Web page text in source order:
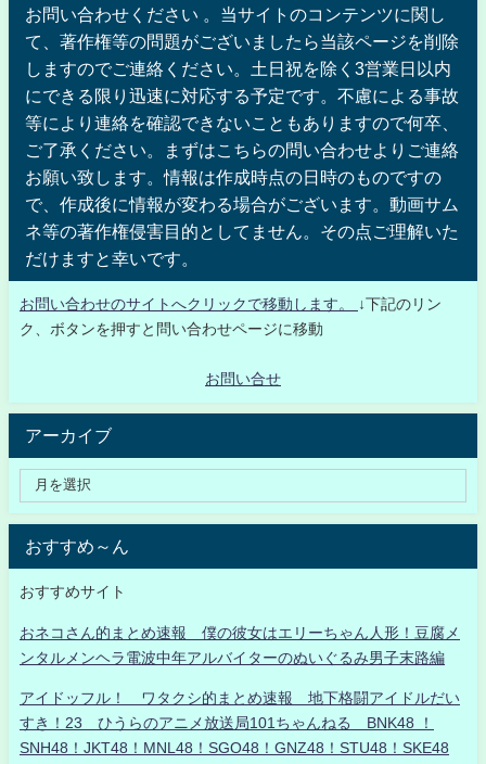
お問い合わせください 。当サイトのコンテンツに関し
て、著作権等の問題がございましたら当該ページを削除
しますのでご連絡ください。土日祝を除く3営業日以内
にできる限り迅速に対応する予定です。不慮による事故
等により連絡を確認できないこともありますので何卒、
ご了承ください。まずはこちらの問い合わせよりご連絡
お願い致します。情報は作成時点の日時のものですの
で、作成後に情報が変わる場合がございます。動画サム
ネ等の著作権侵害目的としてません。その点ご理解いた
だけますと幸いです。
お問い合わせのサイトへクリックで移動します。
↓下記のリン
ク、ボタンを押すと問い合わせページに移動
お問い合せ
アーカイブ
おすすめ～ん
おすすめサイト
おネコさん的まとめ速報 僕の彼女はエリーちゃん人形！豆腐メ
ンタルメンヘラ電波中年アルバイターのぬいぐるみ男子末路編
アイドッフル！ ワタクシ的まとめ速報 地下格闘アイドルだい
すき！23 ひうらのアニメ放送局101ちゃんねる BNK48 ！
SNH48！JKT48！MNL48！SGO48！GNZ48！STU48！SKE48